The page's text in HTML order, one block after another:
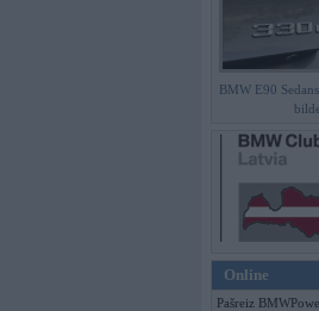
BMW E90
Online
Pašreiz